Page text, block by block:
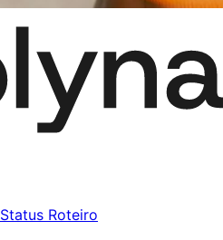
Status Roteiro